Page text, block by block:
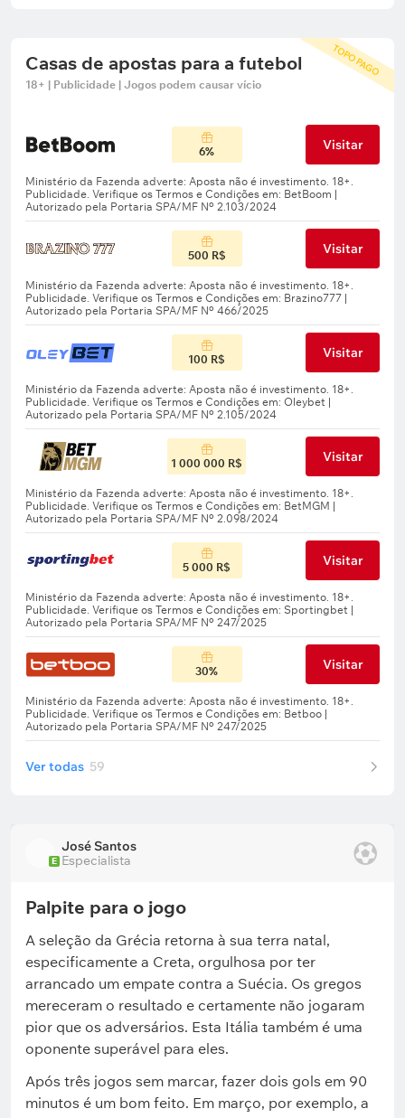
TOPO PAGO
Casas de apostas para a futebol
18+ | Publicidade | Jogos podem causar vício
6% Visitar
500 R$ Visitar
100 R$ Visitar
1 000 000 R$ Visitar
5 000 R$ Visitar
30% Visitar
Ver todas 59
E
José Santos
Especialista
Palpite para o jogo
A seleção da Grécia retorna à sua terra natal,
especificamente a Creta, orgulhosa por ter
arrancado um empate contra a Suécia. Os gregos
mereceram o resultado e certamente não jogaram
pior que os adversários. Esta Itália também é uma
oponente superável para eles.
Após três jogos sem marcar, fazer dois gols em 90
minutos é um bom feito. Em março, por exemplo, a